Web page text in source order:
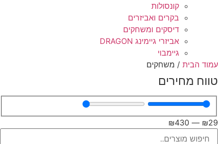
קונסולות
בקרים ואביזרים
דיסקים ומשחקים
אביזרי גיימינג DRAGON
גיימבוי
הבית/ משחקים
מחירים
₪
—
₪430